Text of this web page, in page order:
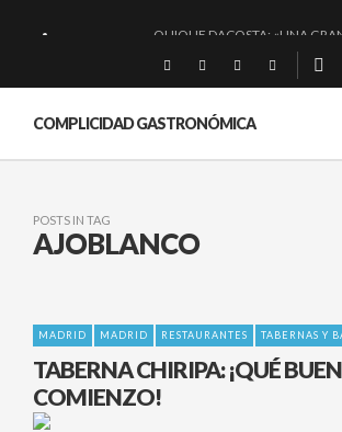
QUIQUE DACOSTA: «UNA
EL BARUCO DE ANERO: MUCHO MÁS
MONTIA: ESENCIAL Y
COMPLICIDAD GASTRONÓMICA
POSTS IN TAG
AJOBLANCO
MADRID MADRID RESTAURANTES TABERNAS Y
TABERNA CHIRIPA: ¡QUÉ BUEN
COMIENZO!